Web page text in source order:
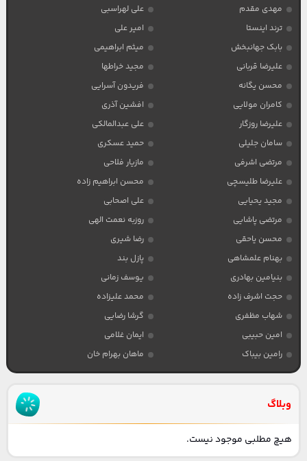
مهدی مقدم
علی لهراسبی
ترند اینستا
امیر علی
بابک جهانبخش
میثم ابراهیمی
علیرضا قربانی
مجید خراطها
محسن یگانه
فریدون آسرایی
کامران مولایی
افشین آذری
علیرضا روزگار
علی عبدالمالکی
سامان جلیلی
حمید عسکری
مرتضی اشرفی
مازیار فلاحی
علیرضا طلیسچی
محسن ابراهیم زاده
مجید یحیایی
علی اصحابی
مرتضی پاشایی
روزبه نعمت الهی
محسن یاحقی
رضا شیری
بهنام علمشاهی
پازل بند
بنیامین بهادری
یوسف زمانی
حجت اشرف زاده
محمد علیزاده
شهاب مظفری
گرشا رضایی
امین حبیبی
ایمان غلامی
رامین بیباک
ماهان بهرام خان
وبلاگ
هیچ مطلبی موجود نیست.